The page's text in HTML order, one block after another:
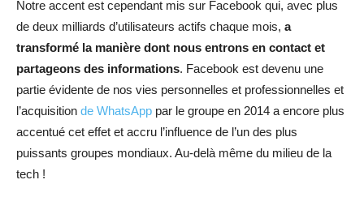
Notre accent est cependant mis sur Facebook qui, avec plus
de deux milliards d’utilisateurs actifs chaque mois, a
transformé la manière dont nous entrons en contact et
partageons des informations. Facebook est devenu une
partie évidente de nos vies personnelles et professionnelles et
l’acquisition de WhatsApp par le groupe en 2014 a encore plus
accentué cet effet et accru l’influence de l’un des plus
puissants groupes mondiaux. Au-delà même du milieu de la
tech !